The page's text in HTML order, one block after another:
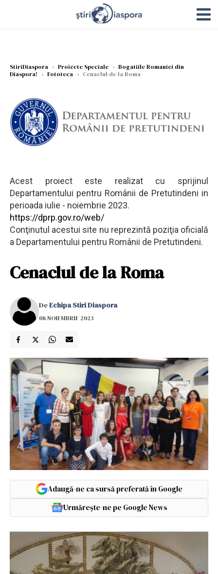
StiriDiaspora › Proiecte Speciale › Bogatiile Romaniei din
Diaspora!
› Fototeca › Cenaclul de la Roma
Acest proiect este realizat cu sprijinul
Departamentului pentru Românii de Pretutindeni in
perioada iulie - noiembrie 2023.
https://dprp.gov.ro/web/
Conţinutul acestui site nu reprezintă poziţia oficială
a Departamentului pentru Românii de Pretutindeni.
Cenaclul de la Roma
DeEchipa Stiri Diaspora
08 NOIEMBRIE 2023
Adaugă-ne ca sursă preferată în Google
Urmărește-ne pe Google News